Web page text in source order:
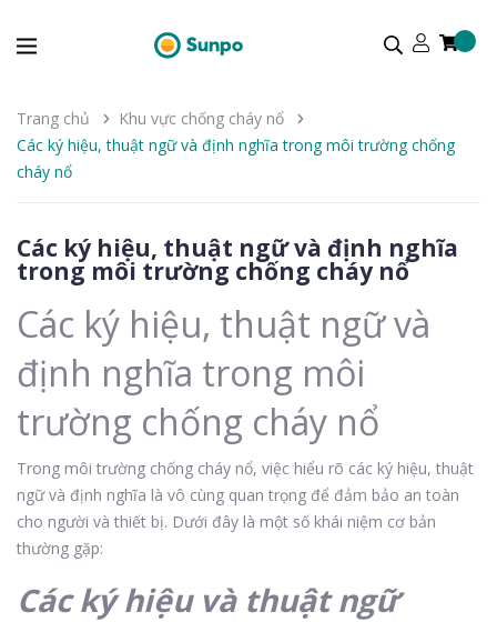
Trang chủ
Khu vực chống cháy nổ
Các ký hiệu, thuật ngữ và định nghĩa trong môi trường chống
cháy nổ
Các ký hiệu, thuật ngữ và định nghĩa
trong môi trường chống cháy nổ
Các ký hiệu, thuật ngữ và
định nghĩa trong môi
trường chống cháy nổ
Trong môi trường chống cháy nổ, việc hiểu rõ các ký hiệu, thuật
ngữ và định nghĩa là vô cùng quan trọng để đảm bảo an toàn
cho người và thiết bị. Dưới đây là một số khái niệm cơ bản
thường gặp:
Các ký hiệu và thuật ngữ